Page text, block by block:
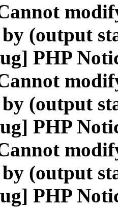
(output
PHP
(output
PHP
(output
PHP